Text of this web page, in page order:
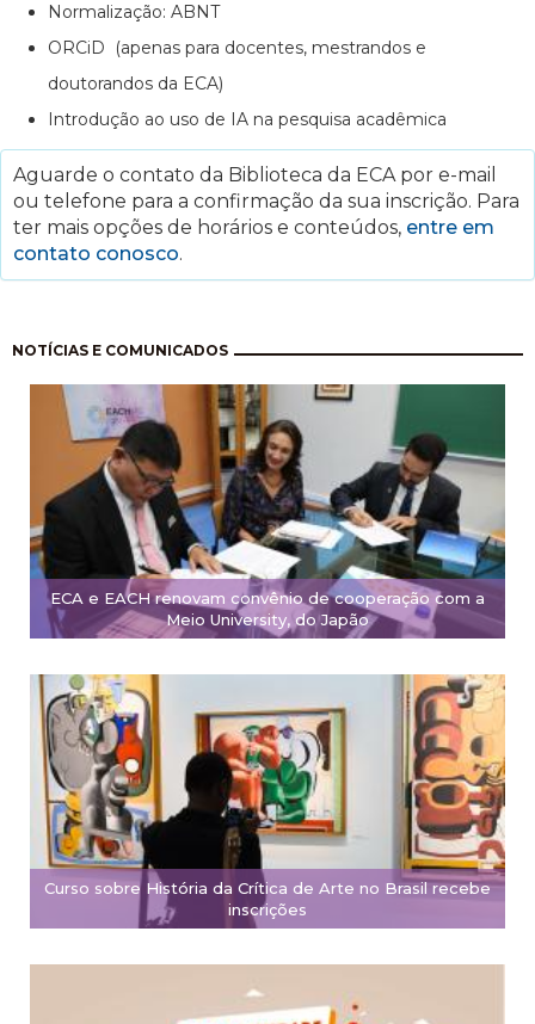
Normalização: ABNT
ORCiD (apenas para docentes, mestrandos e
doutorandos da ECA)
Introdução ao uso de IA na pesquisa acadêmica
Aguarde o contato da Biblioteca da ECA por e-mail
ou telefone para a confirmação da sua inscrição. Para
ter mais opções de horários e conteúdos, entre em
contato conosco.
NOTÍCIAS E COMUNICADOS
ECA e EACH renovam convênio de cooperação com a
Meio University, do Japão
Curso sobre História da Crítica de Arte no Brasil recebe
inscrições
Paginação